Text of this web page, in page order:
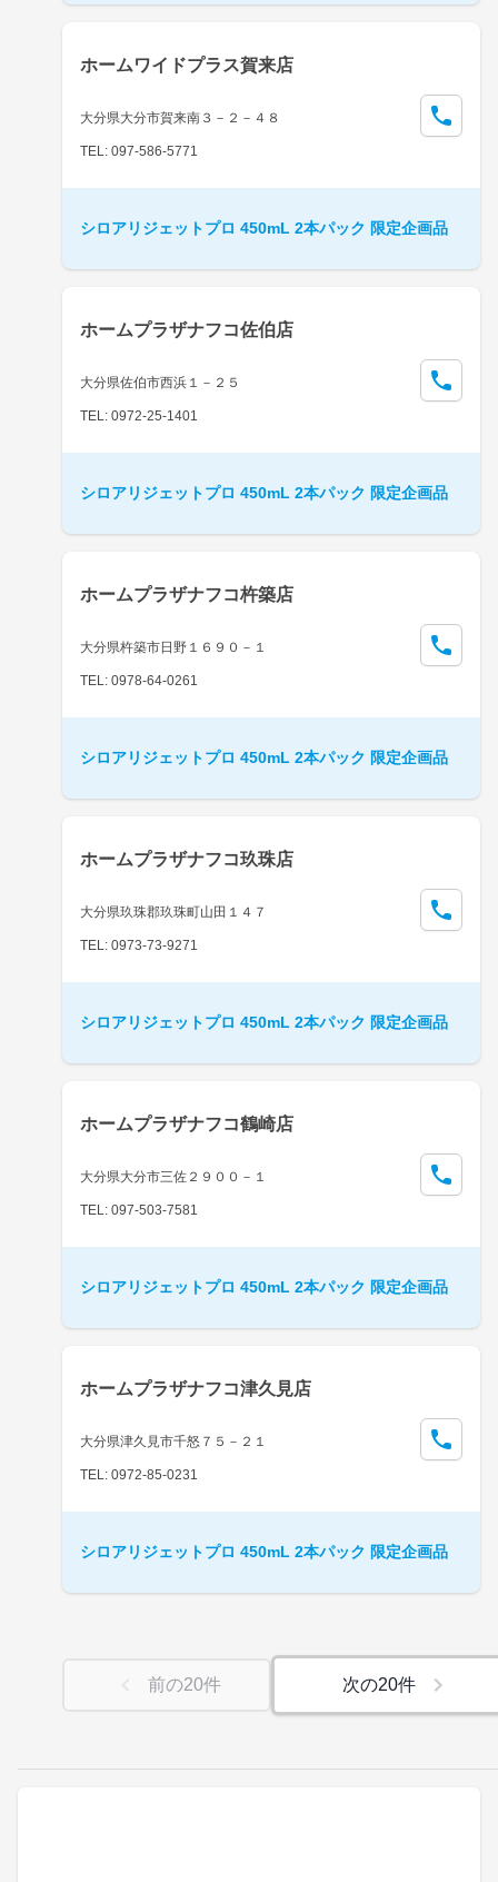
ホームワイドプラス賀来店
大分県大分市賀来南３－２－４８
TEL: 097-586-5771
シロアリジェットプロ 450mL 2本パック 限定企画品
ホームプラザナフコ佐伯店
大分県佐伯市西浜１－２５
TEL: 0972-25-1401
シロアリジェットプロ 450mL 2本パック 限定企画品
ホームプラザナフコ杵築店
大分県杵築市日野１６９０－１
TEL: 0978-64-0261
シロアリジェットプロ 450mL 2本パック 限定企画品
ホームプラザナフコ玖珠店
大分県玖珠郡玖珠町山田１４７
TEL: 0973-73-9271
シロアリジェットプロ 450mL 2本パック 限定企画品
ホームプラザナフコ鶴崎店
大分県大分市三佐２９００－１
TEL: 097-503-7581
シロアリジェットプロ 450mL 2本パック 限定企画品
ホームプラザナフコ津久見店
大分県津久見市千怒７５－２１
TEL: 0972-85-0231
シロアリジェットプロ 450mL 2本パック 限定企画品
前の20件 次の20件